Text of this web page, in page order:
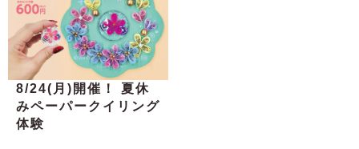
8/24(月)開催！ 夏休
みペーパークイリング
体験